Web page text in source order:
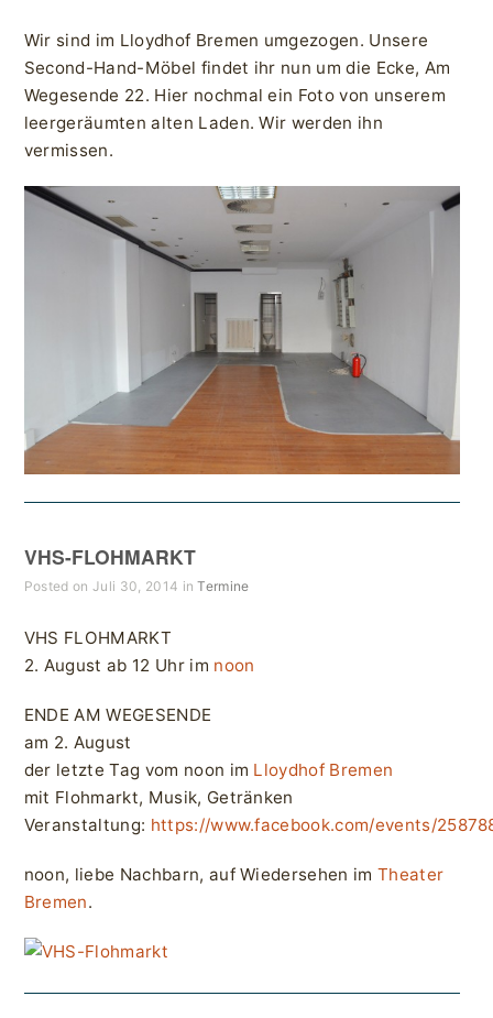
Wir sind im Lloydhof Bremen umgezogen. Unsere
Second-Hand-Möbel findet ihr nun um die Ecke, Am
Wegesende 22. Hier nochmal ein Foto von unserem
leergeräumten alten Laden. Wir werden ihn
vermissen.
VHS-FLOHMARKT
Posted on Juli 30, 2014 inTermine
VHS FLOHMARKT
2. August ab 12 Uhr im noon
ENDE AM WEGESENDE
am 2. August
der letzte Tag vom noon im Lloydhof Bremen
mit Flohmarkt, Musik, Getränken
Veranstaltung: https://www.facebook.com/events/
noon, liebe Nachbarn, auf Wiedersehen im Theater
Bremen.